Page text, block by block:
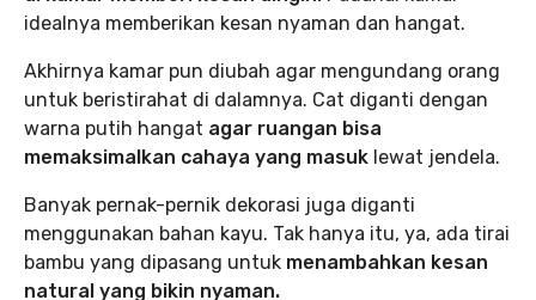
idealnya memberikan kesan nyaman dan hangat.
Akhirnya kamar pun diubah agar mengundang orang
untuk beristirahat di dalamnya. Cat diganti dengan
warna putih hangat agar ruangan bisa
memaksimalkan cahaya yang masuk lewat jendela.
Banyak pernak-pernik dekorasi juga diganti
menggunakan bahan kayu. Tak hanya itu, ya, ada tirai
bambu yang dipasang untuk menambahkan kesan
natural yang bikin nyaman.